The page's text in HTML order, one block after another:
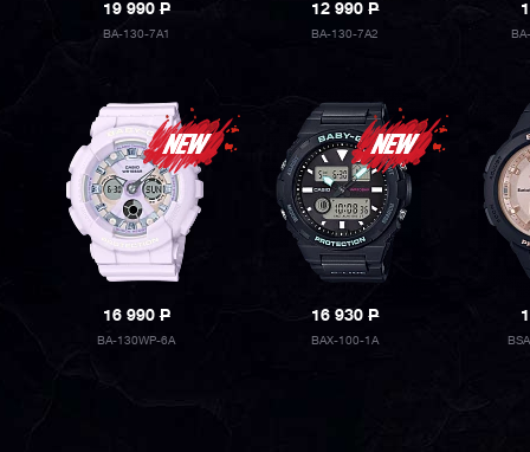
19 990P
BA-130-7A1
12 990P
BA-130-7A2
16 990P
BA-130WP-6A
16 930P
BAX-100-1A